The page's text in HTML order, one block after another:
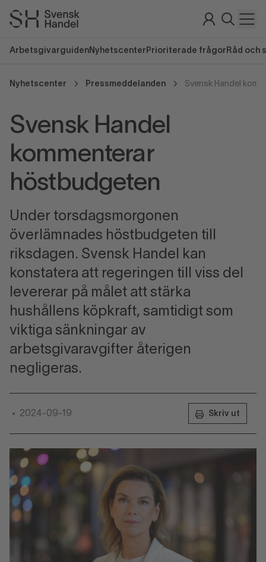
Arbetsgivarguiden Nyhetscenter Prioriterade frågor Råd och
Nyhetscenter Pressmeddelanden Svensk Handel
Svensk Handel
kommenterar
höstbudgeten
Under torsdagsmorgonen
överlämnades höstbudgeten till
riksdagen. Svensk Handel kan
konstatera att regeringen till viss del
levererar på målet att stärka
hushållens köpkraft, samtidigt som
viktiga sänkningar av
arbetsgivaravgifter återigen
negligeras.
• 2024-09-19 Skriv ut